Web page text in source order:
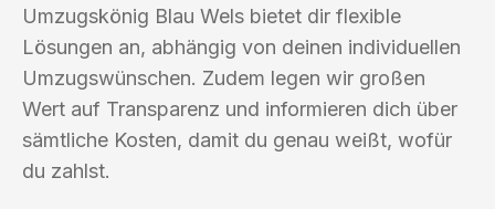
Umzugskönig Blau Wels bietet dir flexible
Lösungen an, abhängig von deinen individuellen
Umzugswünschen. Zudem legen wir großen
Wert auf Transparenz und informieren dich über
sämtliche Kosten, damit du genau weißt, wofür
du zahlst.